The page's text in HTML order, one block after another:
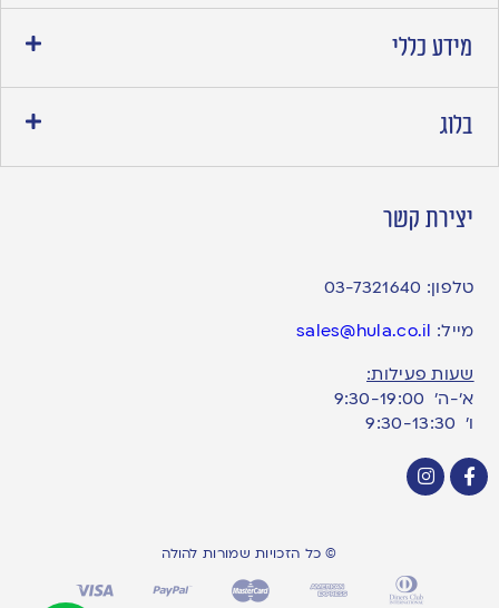
מידע כללי
בלוג
יצירת קשר
טלפון: 03-7321640
מייל: sales@hula.co.il
שעות פעילות:
א’-ה’ 9:30-19:00
ו׳ 9:30-13:30
© כל הזכויות שמורות להולה